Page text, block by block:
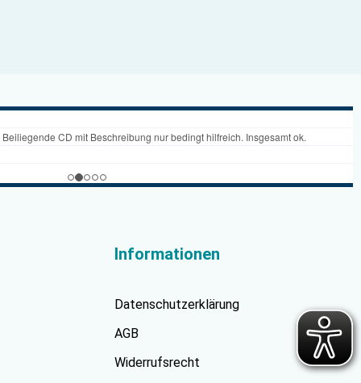
Informationen
Datenschutzerklärung
AGB
Widerrufsrecht